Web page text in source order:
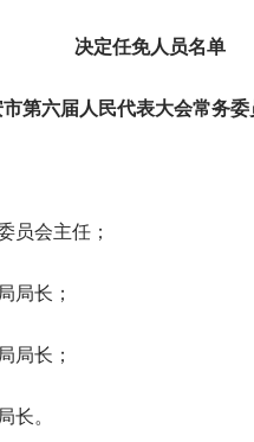
决定任免人员名单
市第六届人民代表大会常务
员会主任；
局长；
局长；
长。